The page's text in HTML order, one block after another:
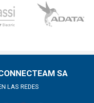
SA
LAS REDES